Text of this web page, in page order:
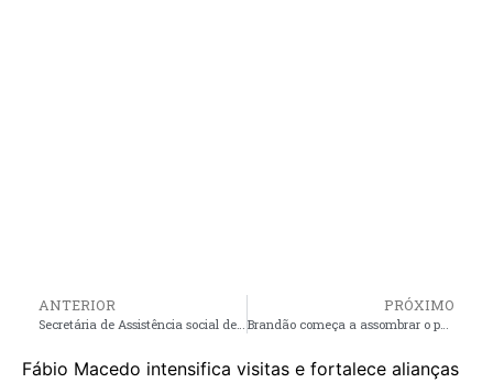
ANTERIOR
Secretária de Assistência social de Porto Rico Jaqueline Luz, busca parceria junto ao SENAC para levar cursos de capacitação gratuitos para o Município
PRÓXIMO
Brandão começa a assombrar o poderoso Weverton Rocha
Fábio Macedo intensifica visitas e fortalece alianças